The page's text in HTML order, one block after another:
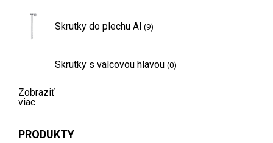
Skrutky do plechu Al (9)
Skrutky s valcovou hlavou (0)
Zobraziť
viac
PRODUKTY